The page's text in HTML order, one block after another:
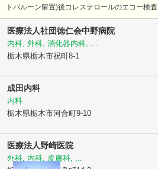
トバルーン留置)後コレステロールのエコー検
医療法人社団徳仁会中野病院
内科, 外科, 消化器内科, ...
栃木県栃木市祝町8-1
成田内科
内科
栃木県栃木市河合町9-10
医療法人野崎医院
外科, 内科, 皮膚科, ...